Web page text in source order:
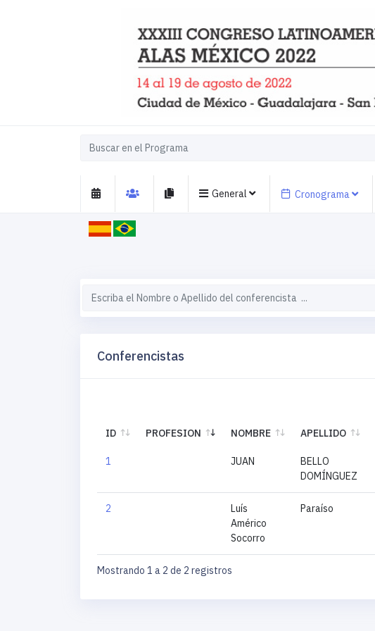
General Cronograma
Conferencistas
ID PROFESION NOMBRE APELLIDO
1 JUAN
BELLO
DOMÍNGUEZ
2
Luís
Américo
Socorro
Paraíso
Mostrando 1 a 2 de 2 registros